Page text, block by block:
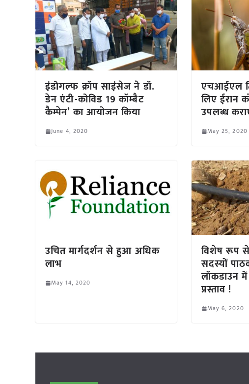
इंडोगल्फ क्रॉप साइंसेज ने डॉ.
डेन एंटी-कोविड 19 कॉम्बैट
कैम्पेन’ का आयोजन किया
June 4, 2020
एचआईएल
लिए ईरान
उपलब्ध
May 25, 2020
उचित मार्गदर्शन से हुआ अधिक
लाभ
May 14, 2020
विशेष रूप
सदस्यों
लॉकडाउन
प्रस्ताव !
May 6, 2020